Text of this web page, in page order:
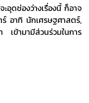
อุดช่องว่างเรื่องนี้ ก็อาจ
อาทิ นักเศรษฐศาสตร์,
ข้ามามีส่วนร่วมในการ